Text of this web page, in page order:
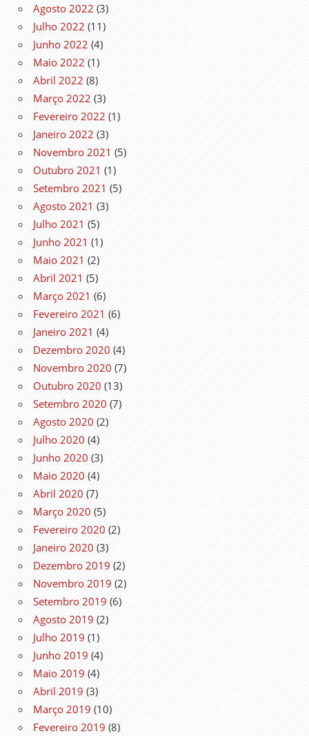
Agosto 2022 (3)
Julho 2022 (11)
Junho 2022 (4)
Maio 2022 (1)
Abril 2022 (8)
Março 2022 (3)
Fevereiro 2022 (1)
Janeiro 2022 (3)
Novembro 2021 (5)
Outubro 2021 (1)
Setembro 2021 (5)
Agosto 2021 (3)
Julho 2021 (5)
Junho 2021 (1)
Maio 2021 (2)
Abril 2021 (5)
Março 2021 (6)
Fevereiro 2021 (6)
Janeiro 2021 (4)
Dezembro 2020 (4)
Novembro 2020 (7)
Outubro 2020 (13)
Setembro 2020 (7)
Agosto 2020 (2)
Julho 2020 (4)
Junho 2020 (3)
Maio 2020 (4)
Abril 2020 (7)
Março 2020 (5)
Fevereiro 2020 (2)
Janeiro 2020 (3)
Dezembro 2019 (2)
Novembro 2019 (2)
Setembro 2019 (6)
Agosto 2019 (2)
Julho 2019 (1)
Junho 2019 (4)
Maio 2019 (4)
Abril 2019 (3)
Março 2019 (10)
Fevereiro 2019 (8)